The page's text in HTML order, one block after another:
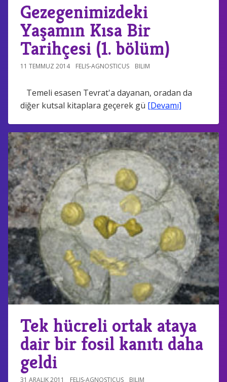
Gezegenimizdeki
Yaşamın Kısa Bir
Tarihçesi (1. bölüm)
11 TEMMUZ 2014 FELIS-AGNOSTICUS BILIM
Temeli esasen Tevrat'a dayanan, oradan da
diğer kutsal kitaplara geçerek gü [Devamı]
Tek hücreli ortak ataya
dair bir fosil kanıtı daha
geldi
31 ARALIK 2011 FELIS-AGNOSTICUS BILIM